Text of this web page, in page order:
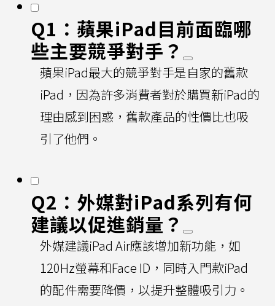
Q1：蘋果iPad目前面臨哪
些主要競爭對手？
蘋果iPad最大的競爭對手是自家的舊款
iPad，因為許多消費者對於購買新iPad的
理由感到困惑，舊款產品的性價比也吸
引了他們。
Q2：外媒對iPad系列有何
建議以促進銷量？
外媒建議iPad Air應該增加新功能，如
120Hz螢幕和Face ID，同時入門款iPad
的配件需要降價，以提升整體吸引力。